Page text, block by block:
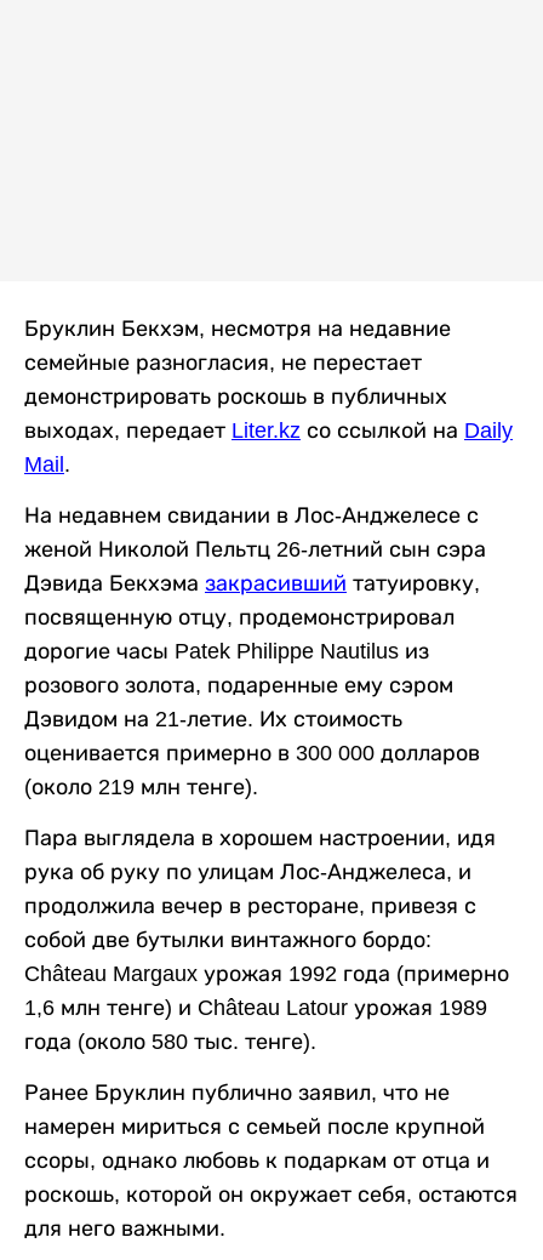
Бруклин Бекхэм, несмотря на недавние
семейные разногласия, не перестает
демонстрировать роскошь в публичных
выходах, передает Liter.kz со ссылкой на Daily
Mail.
На недавнем свидании в Лос-Анджелесе с
женой Николой Пельтц 26-летний сын сэра
Дэвида Бекхэма закрасивший татуировку,
посвященную отцу, продемонстрировал
дорогие часы Patek Philippe Nautilus из
розового золота, подаренные ему сэром
Дэвидом на 21-летие. Их стоимость
оценивается примерно в 300 000 долларов
(около 219 млн тенге).
Пара выглядела в хорошем настроении, идя
рука об руку по улицам Лос-Анджелеса, и
продолжила вечер в ресторане, привезя с
собой две бутылки винтажного бордо:
Château Margaux урожая 1992 года (примерно
1,6 млн тенге) и Château Latour урожая 1989
года (около 580 тыс. тенге).
Ранее Бруклин публично заявил, что не
намерен мириться с семьей после крупной
ссоры, однако любовь к подаркам от отца и
роскошь, которой он окружает себя, остаются
для него важными.